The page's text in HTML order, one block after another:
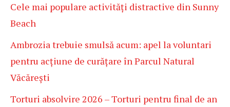
Cele mai populare activități distractive din Sunny
Beach
Ambrozia trebuie smulsă acum: apel la voluntari
pentru acțiune de curățare în Parcul Natural
Văcărești
Torturi absolvire 2026 – Torturi pentru final de an